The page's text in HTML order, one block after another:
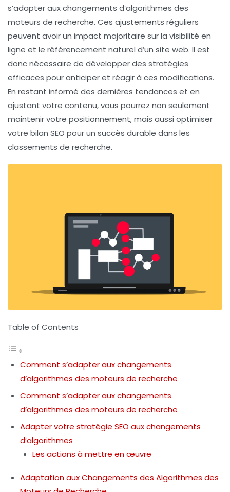
s’adapteraux changements d’algorithmes des
moteurs de recherche. Ces ajustements réguliers
peuvent avoir un impact majoritaire sur la visibilité en
ligne et le référencement naturel d’un site web. Il est
donc nécessaire de développer des stratégies
efficaces pour anticiper et réagir à ces modifications.
En restant informé des dernières tendances et en
ajustant votre contenu, vous pourrez non seulement
maintenir votre positionnement, mais aussi optimiser
votre bilan SEO pour un succès durable dans les
classements de recherche.
Table of Contents
Comment s’adapter aux changements
d’algorithmes des moteurs de recherche
Comment s’adapter aux changements
d’algorithmes des moteurs de recherche
Adapter votre stratégie SEO aux changements
d’algorithmes
Les actions à mettre en œuvre
Adaptation aux Changements des Algorithmes des